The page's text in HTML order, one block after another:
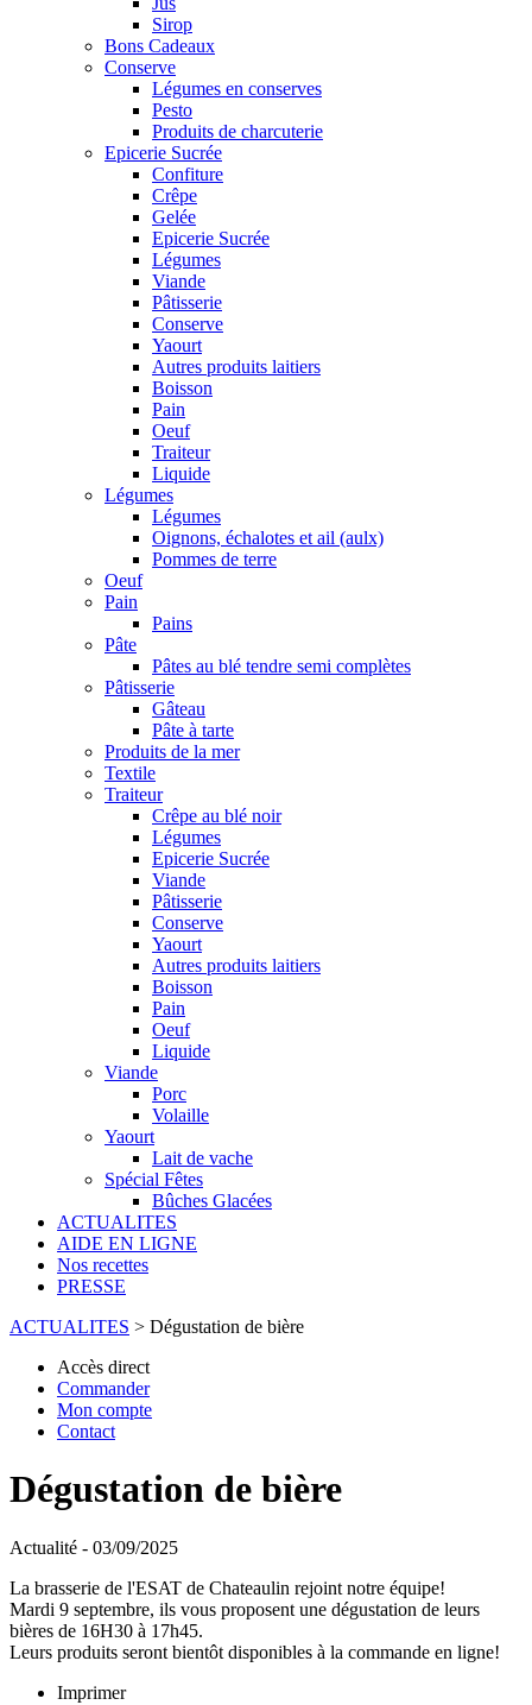
Sirop
Bons Cadeaux
Conserve
Légumes en conserves
Pesto
Produits de charcuterie
Epicerie Sucrée
Confiture
Crêpe
Gelée
Epicerie Sucrée
Légumes
Viande
Pâtisserie
Conserve
Yaourt
Autres produits laitiers
Boisson
Pain
Oeuf
Traiteur
Liquide
Légumes
Légumes
Oignons, échalotes et ail (aulx)
Pommes de terre
Oeuf
Pain
Pains
Pâte
Pâtes au blé tendre semi complètes
Pâtisserie
Gâteau
Pâte à tarte
Produits de la mer
Textile
Traiteur
Crêpe au blé noir
Légumes
Epicerie Sucrée
Viande
Pâtisserie
Conserve
Yaourt
Autres produits laitiers
Boisson
Pain
Oeuf
Liquide
Viande
Porc
Volaille
Yaourt
Lait de vache
Spécial Fêtes
Bûches Glacées
ACTUALITES
AIDE EN LIGNE
Nos recettes
PRESSE
ACTUALITES > Dégustation de bière
Accès direct
Commander
Mon compte
Contact
Dégustation de bière
Actualité - 03/09/2025
La brasserie de l'ESAT de Chateaulin rejoint notre équipe!
Mardi 9 septembre, ils vous proposent une dégustation de leurs
bières de 16H30 à 17h45.
Leurs produits seront bientôt disponibles à la commande en ligne!
Imprimer